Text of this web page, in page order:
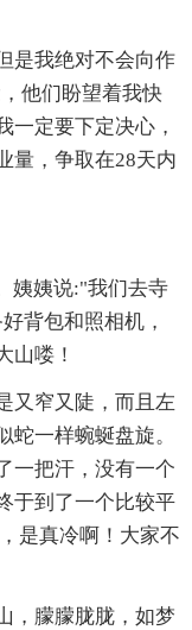
是我绝对不会向作
他们盼望着我快
一定要下定决心，
量，争取在28天内
姨姨说:"我们去寺
背包和照相机，
山喽！
又窄又陡，而且左
一样蜿蜒盘旋。
一把汗，没有一个
于到了一个比较平
是真冷啊！大家不
，朦朦胧胧，如梦